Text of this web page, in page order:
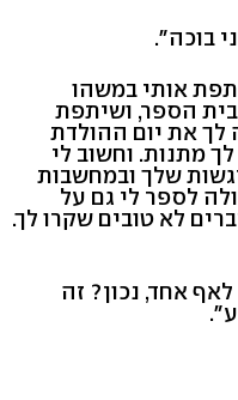
בוכה".
אותי במשהו
הספר, ושיתפת
לך את יום ההולדת
מתנות. וחשוב לי
שלך ובמחשבות
לספר לי גם על
לא טובים שקרו לך.
אחד, נכון? זה